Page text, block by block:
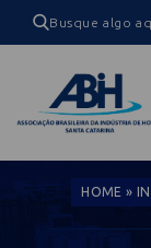
HOME »